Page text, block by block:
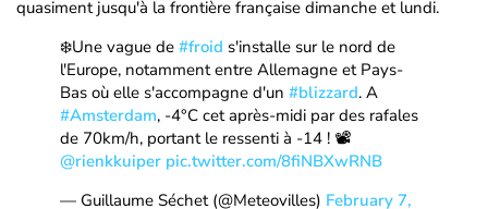
quasiment jusqu'à la frontière française dimanche et lundi.
❄️Une vague de #froid s'installe sur le nord de
l'Europe, notamment entre Allemagne et Pays-
Bas où elle s'accompagne d'un #blizzard. A
#Amsterdam, -4°C cet après-midi par des rafales
de 70km/h, portant le ressenti à -14 ! 📽️
@rienkkuiper pic.twitter.com/8fiNBXwRNB
— Guillaume Séchet (@Meteovilles) February 7,